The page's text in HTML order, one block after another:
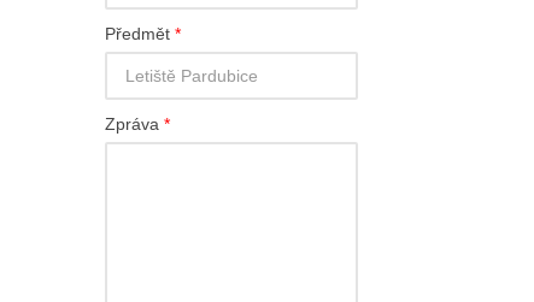
Předmět *
Zpráva *